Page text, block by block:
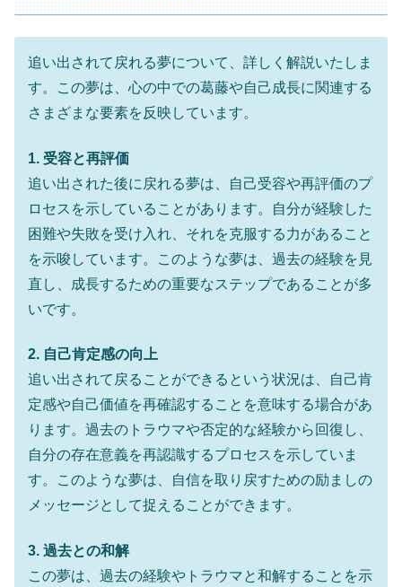
追い出されて戻れる夢について、詳しく解説いたしま
す。この夢は、心の中での葛藤や自己成長に関連する
さまざまな要素を反映しています。
1. 受容と再評価
追い出された後に戻れる夢は、自己受容や再評価のプ
ロセスを示していることがあります。自分が経験した
困難や失敗を受け入れ、それを克服する力があること
を示唆しています。このような夢は、過去の経験を見
直し、成長するための重要なステップであることが多
いです。
2. 自己肯定感の向上
追い出されて戻ることができるという状況は、自己肯
定感や自己価値を再確認することを意味する場合があ
ります。過去のトラウマや否定的な経験から回復し、
自分の存在意義を再認識するプロセスを示していま
す。このような夢は、自信を取り戻すための励ましの
メッセージとして捉えることができます。
3. 過去との和解
この夢は、過去の経験やトラウマと和解することを示